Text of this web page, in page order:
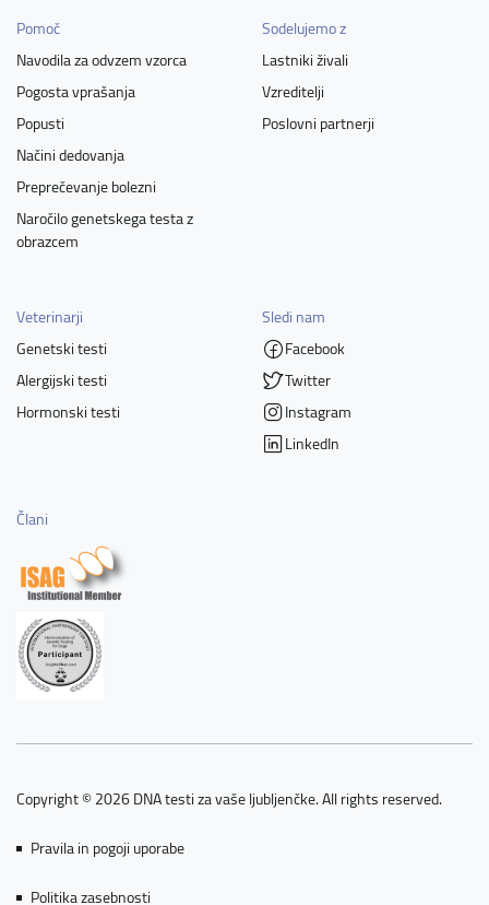
Pomoč
Navodila za odvzem vzorca
Pogosta vprašanja
Popusti
Načini dedovanja
Preprečevanje bolezni
Naročilo genetskega testa z
obrazcem
Sodelujemo z
Lastniki živali
Vzreditelji
Poslovni partnerji
Veterinarji
Genetski testi
Alergijski testi
Hormonski testi
Sledi nam
Facebook
Twitter
Instagram
LinkedIn
Člani
Copyright © 2026 DNA testi za vaše ljubljenčke. All rights reserved.
Pravila in pogoji uporabe
Politika zasebnosti